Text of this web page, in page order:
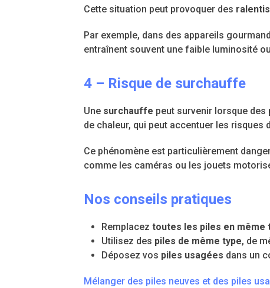
Cette situation peut provoquer des
Par exemple, dans des appareils
entraînent souvent une faible luminosité
4 – Risque de surchauffe
Une surchauffe peut survenir lorsque
de chaleur, qui peut accentuer les
Ce phénomène est particulièrement
comme les caméras ou les jouets
Nos conseils pratiques
Remplacez toutes les piles en même
Utilisez des piles de même type, de
Déposez vos piles usagées dans un
Mélanger des piles neuves et des piles